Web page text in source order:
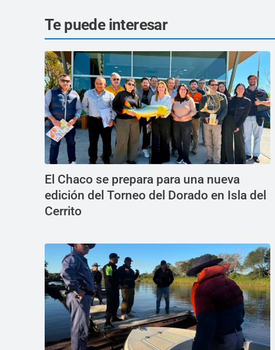
Te puede interesar
El Chaco se prepara para una nueva
edición del Torneo del Dorado en Isla del
Cerrito